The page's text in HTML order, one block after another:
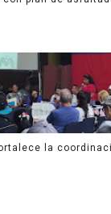
la